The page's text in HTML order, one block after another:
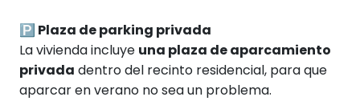
🅿️ Plaza de parking privada
La vivienda incluye una plaza de aparcamiento
privada dentro del recinto residencial, para que
aparcar en verano no sea un problema.